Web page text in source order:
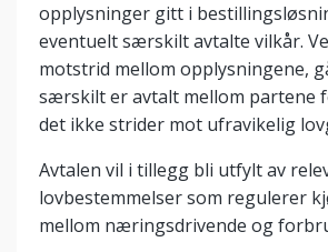
opplysninger gitt i
eventuelt særskilt avtalte vilkår.
motstrid mellom opplysningene,
særskilt er avtalt mellom partene
det ikke strider mot ufravikelig
Avtalen vil i tillegg bli utfylt av
lovbestemmelser som regulerer
mellom næringsdrivende og